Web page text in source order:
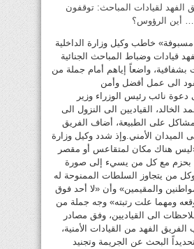
الفهد لقيادات المباحث: توقفون
أين الرؤوس؟
خاطب وكيل وزارة الداخلية
قيادات وضباط المباحث الجنائية
بشفافية، واضعاً إياهم أمام جملة من
الى عمل أفضل وأمن
دعوة نائب رئيس الوزراء وزير
الخالد، القياديين الى النزول الى
على الطبيعة، أضاف الفريق
الميدان الأمني.وإذ شدد وكيل وزارة
«ليس هناك مكان لمتقاعس أو مقصر
بحزم مع كل من يسيء إلى صورة
وكل من يتجاوز السلطات الممنوحة له
والمقيمين» وأن «لا أحد فوق
ومهما علت رتبته» وجه جملة من
الى القياديين، وفق مصادر
الفهد من القيادات الأمنية،
البحث عن الجريمة وتجنيد